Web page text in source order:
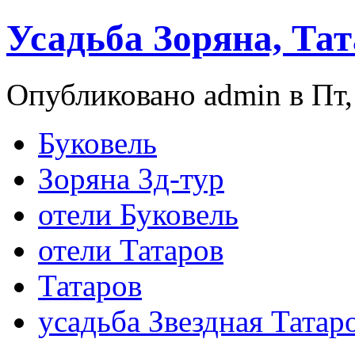
Усадьба Зоряна,
Опубликовано admin в
Буковель
Зоряна 3д-тур
отели Буковель
отели Татаров
Татаров
усадьба Звездная